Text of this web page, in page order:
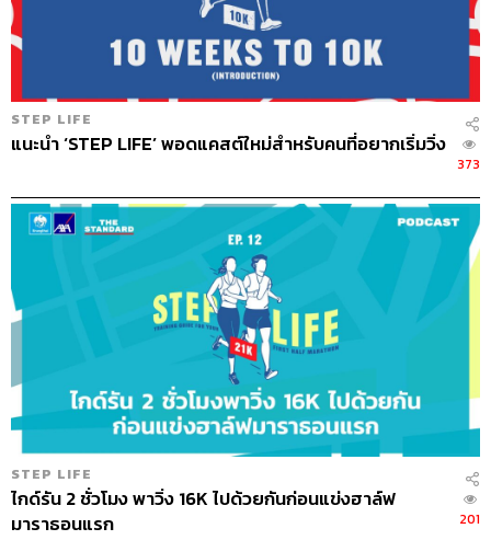
STEP LIFE
แนะนำ ‘STEP LIFE’ พอดแคสต์ใหม่สำหรับคนที่อยากเริ่มวิ่ง
373
STEP LIFE
ไกด์รัน 2 ชั่วโมง พาวิ่ง 16K ไปด้วยกันก่อนแข่งฮาล์ฟ
มาราธอนแรก
201